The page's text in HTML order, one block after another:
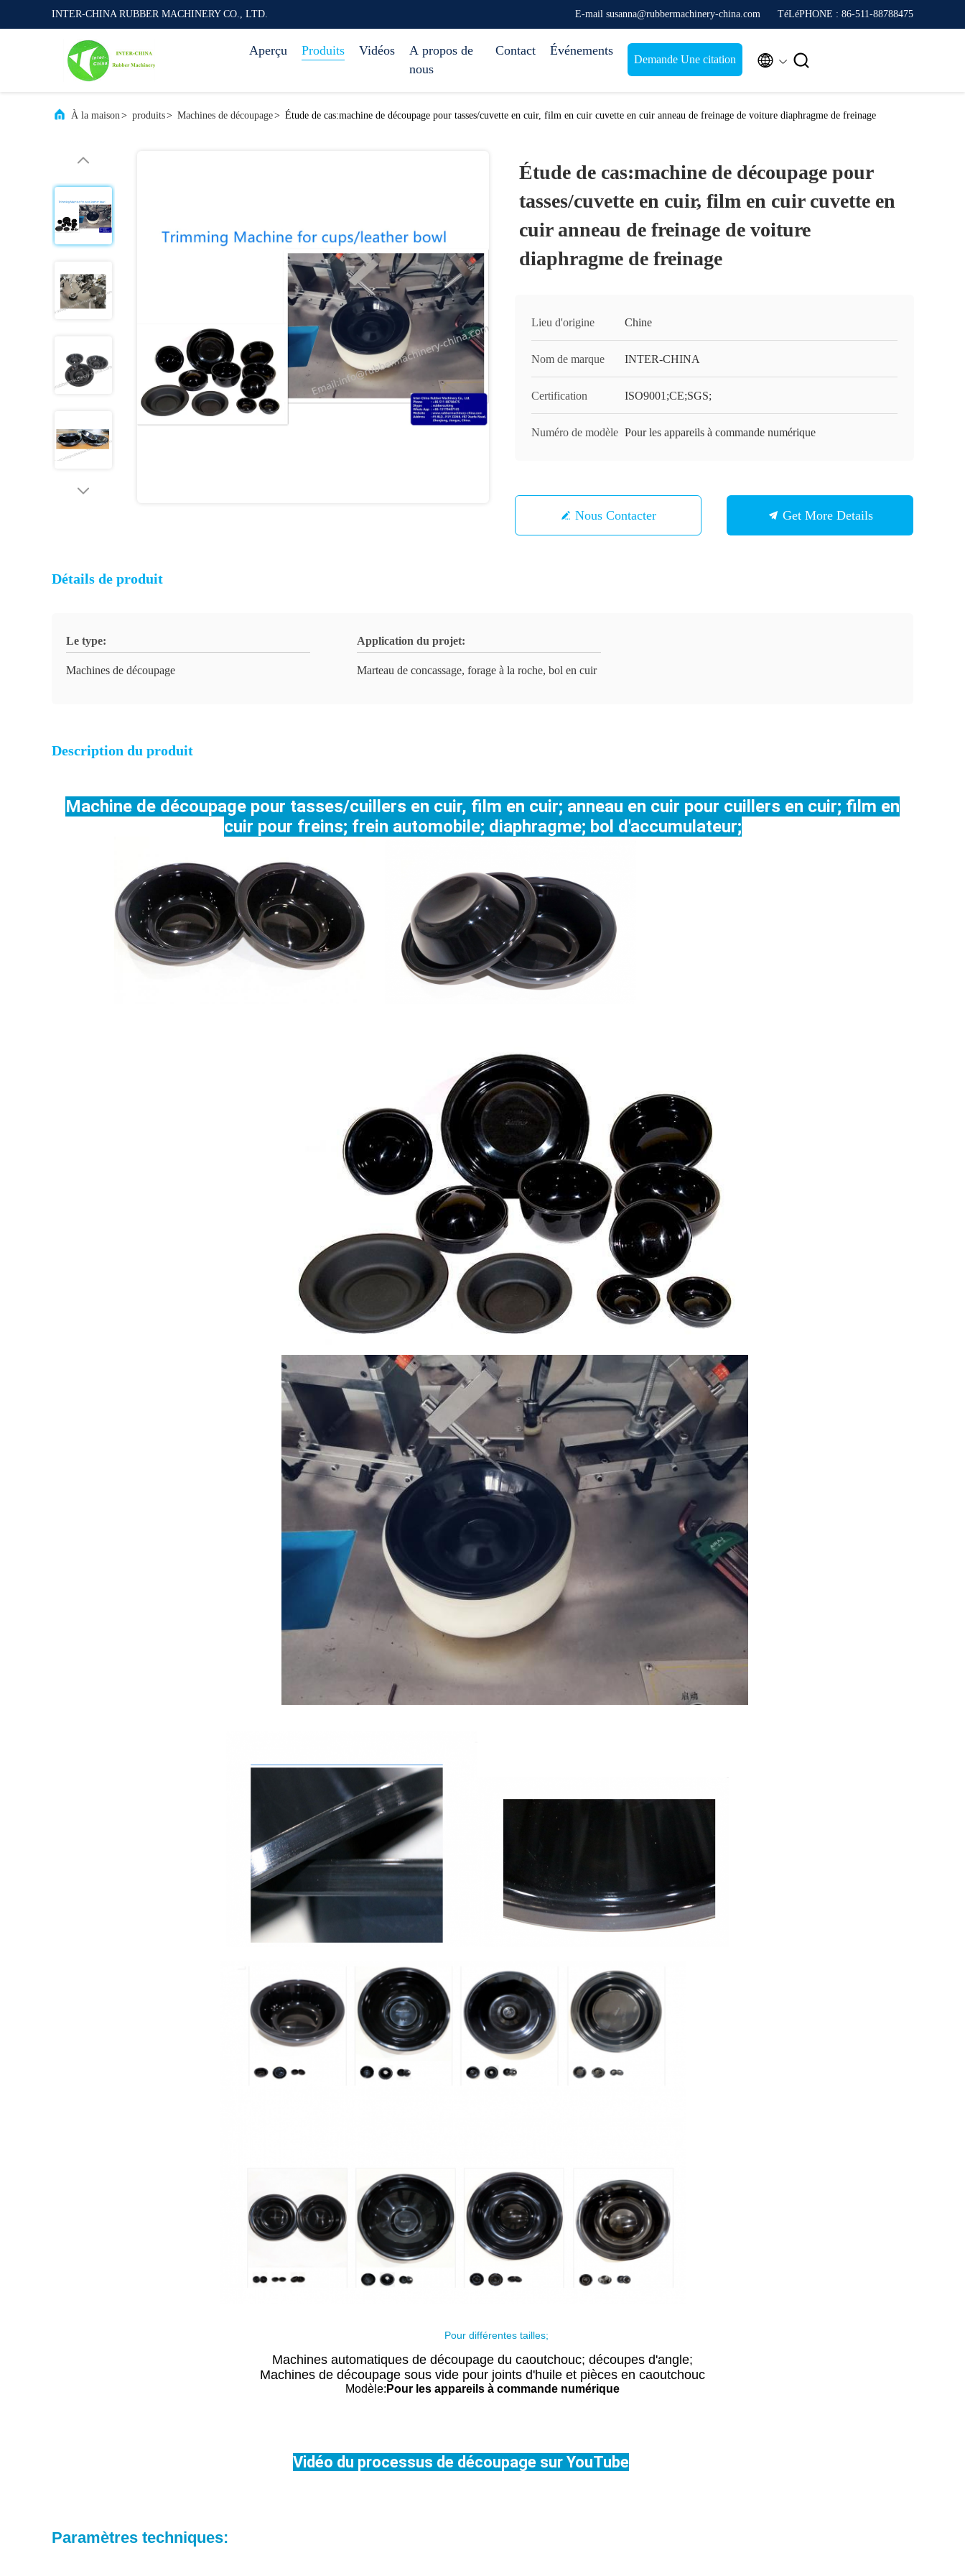
INTER-CHINA RUBBER MACHINERY CO., LTD. E-mail susanna@rubbermachinery-china.com TéLéPHONE : 86-511-88788475
Aperçu Produits Vidéos
A propos de
nous
Contact Événements
Demande Une citation  
À la maison> produits> Machines de découpage> Étude de cas:machine de découpage pour tasses/cuvette en cuir, film en cuir cuvette en cuir anneau de freinage de voiture diaphragme de freinage
Étude de cas:machine de découpage pour
tasses/cuvette en cuir, film en cuir cuvette en
cuir anneau de freinage de voiture
diaphragme de freinage
Lieu d'origine Chine
Nom de marque INTER-CHINA
Certification ISO9001;CE;SGS;
Numéro de modèle Pour les appareils à commande numérique
Nous Contacter Get More Details
Détails de produit
Le type:
Machines de découpage
Application du projet:
Marteau de concassage, forage à la roche, bol en cuir
Description du produit
Machine de découpage pour tasses/cuillers en cuir, film en cuir; anneau en cuir pour cuillers en cuir; film en
cuir pour freins; frein automobile; diaphragme; bol d'accumulateur;
Pour différentes tailles;
Machines automatiques de découpage du caoutchouc; découpes d'angle;
Machines de découpage sous vide pour joints d'huile et pièces en caoutchouc
Modèle: Pour les appareils à commande numérique
Vidéo du processus de découpage sur YouTube
Paramètres techniques: